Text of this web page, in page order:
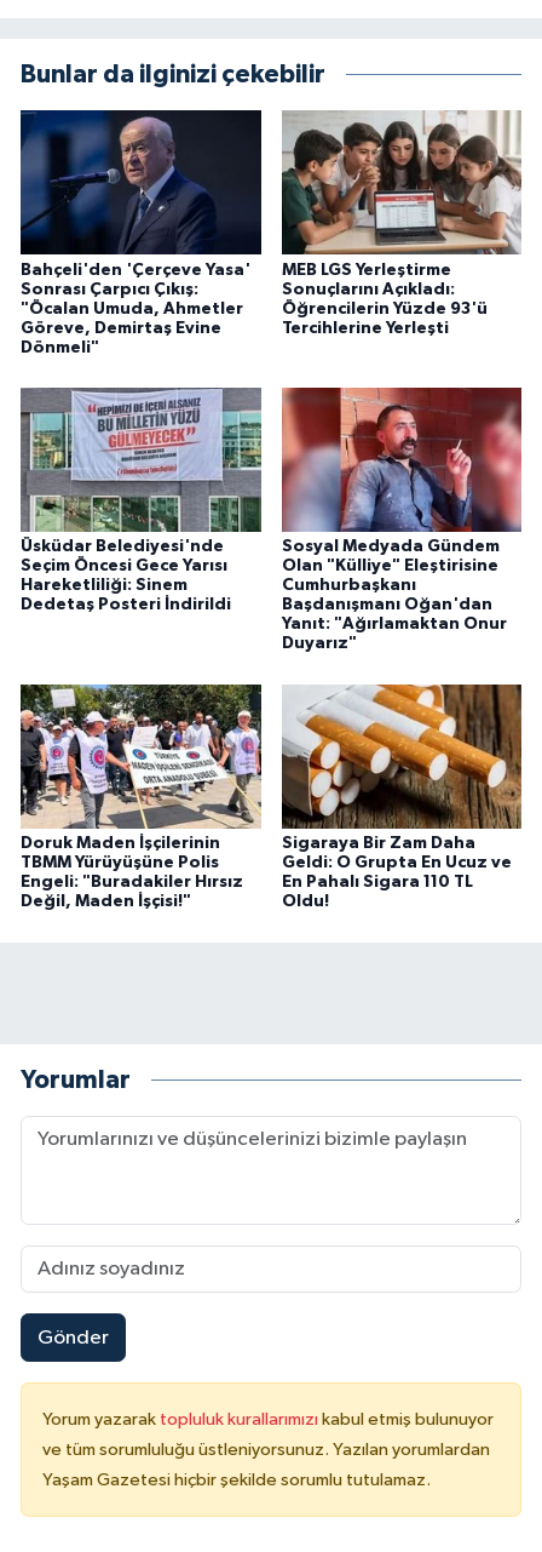
Bunlar da ilginizi çekebilir
Bahçeli'den 'Çerçeve Yasa'
Sonrası Çarpıcı Çıkış:
"Öcalan Umuda, Ahmetler
Göreve, Demirtaş Evine
Dönmeli"
MEB LGS Yerleştirme
Sonuçlarını Açıkladı:
Öğrencilerin Yüzde 93'ü
Tercihlerine Yerleşti
Üsküdar Belediyesi'nde
Seçim Öncesi Gece Yarısı
Hareketliliği: Sinem
Dedetaş Posteri İndirildi
Sosyal Medyada Gündem
Olan "Külliye" Eleştirisine
Cumhurbaşkanı
Başdanışmanı Oğan'dan
Yanıt: "Ağırlamaktan Onur
Duyarız"
Doruk Maden İşçilerinin
TBMM Yürüyüşüne Polis
Engeli: "Buradakiler Hırsız
Değil, Maden İşçisi!"
Sigaraya Bir Zam Daha
Geldi: O Grupta En Ucuz ve
En Pahalı Sigara 110 TL
Oldu!
Yorumlar
Gönder
Yorum yazarak topluluk kurallarımızı kabul etmiş bulunuyor
ve tüm sorumluluğu üstleniyorsunuz. Yazılan yorumlardan
Yaşam Gazetesi hiçbir şekilde sorumlu tutulamaz.